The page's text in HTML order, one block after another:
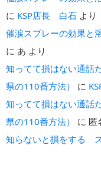
に KSP店長 白石 より
催涙スプレーの効果と
に あ より
知ってて損はない通話
県の110番方法）
に
知ってて損はない通話
県の110番方法）
に 匿
知らないと損をする